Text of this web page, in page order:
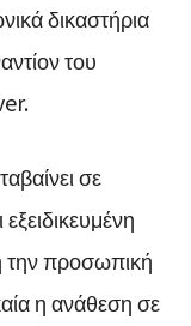
δικαστήρια
του
σε
εξειδικευμένη
την προσωπική
η ανάθεση σε